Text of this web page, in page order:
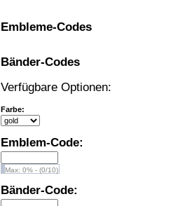
Embleme-Codes
Bänder-Codes
Verfügbare Optionen:
Farbe:
Emblem-Code:
Max: 0% - (0/10)
Bänder-Code: